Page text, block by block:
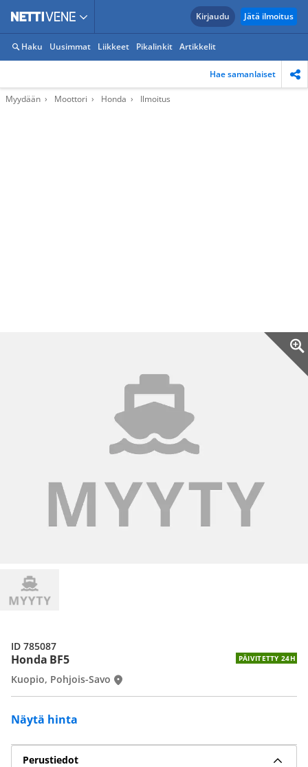
Kirjaudu Jätä ilmoitus
Haku Uusimmat Liikkeet Pikalinkit Artikkelit
Hae samanlaiset
Myydään Moottori Honda Ilmoitus
Honda BF5 PÄIVITETTY 24H
Näytä hinta
Kuopio, Pohjois-Savo
ID 785087
Perustiedot